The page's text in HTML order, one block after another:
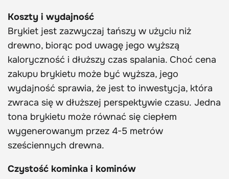
Koszty i wydajność
Brykiet jest zazwyczaj tańszy w użyciu niż
drewno, biorąc pod uwagę jego wyższą
kaloryczność i dłuższy czas spalania. Choć cena
zakupu brykietu może być wyższa, jego
wydajność sprawia, że jest to inwestycja, która
zwraca się w dłuższej perspektywie czasu. Jedna
tona brykietu może równać się ciepłem
wygenerowanym przez 4-5 metrów
sześciennych drewna.
Czystość kominka i kominów